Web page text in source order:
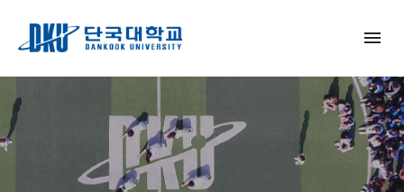
menu